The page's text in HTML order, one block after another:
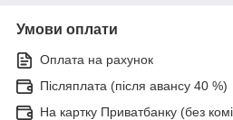
Умови оплати
Оплата на рахунок
Післяплата (після авансу 40 %)
На картку Приватбанку (без